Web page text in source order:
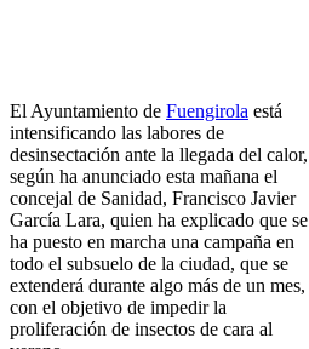
El Ayuntamiento de Fuengirola está
intensificando las labores de
desinsectación ante la llegada del calor,
según ha anunciado esta mañana el
concejal de Sanidad, Francisco Javier
García Lara, quien ha explicado que se
ha puesto en marcha una campaña en
todo el subsuelo de la ciudad, que se
extenderá durante algo más de un mes,
con el objetivo de impedir la
proliferación de insectos de cara al